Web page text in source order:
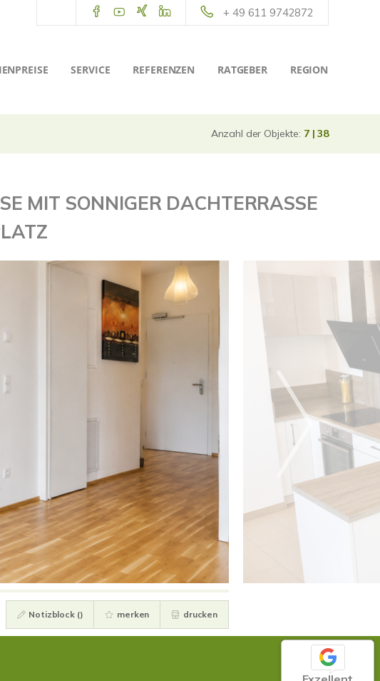
+ 49 611 9742872
SERVICE REFERENZEN RATGEBER REGION
Anzahl der Objekte: 7 | 38
MIT SONNIGER DACHTERRASSE
Notizblock () merken drucken